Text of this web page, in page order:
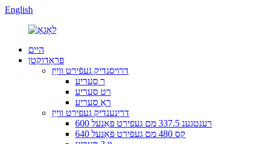
English
היים
פּראָדוקטן
דרויסנדיק געפֿירט ווייַז
ר סעריע
רט סעריע
ראַ סעריע
דרינענדיק געפירט ווייַז
600 רענטגענ 337.5 מם געפירט פּאַנעל
640 קס 480 מם געפירט פּאַנעל